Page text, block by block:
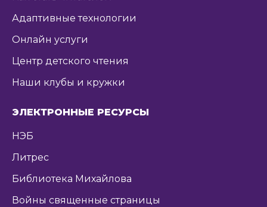
Адаптивные технологии
Онлайн услуги
Центр детского чтения
Наши клубы и кружки
ЭЛЕКТРОННЫЕ РЕСУРСЫ
НЭБ
Литрес
Библиотека Михайлова
Войны священные страницы